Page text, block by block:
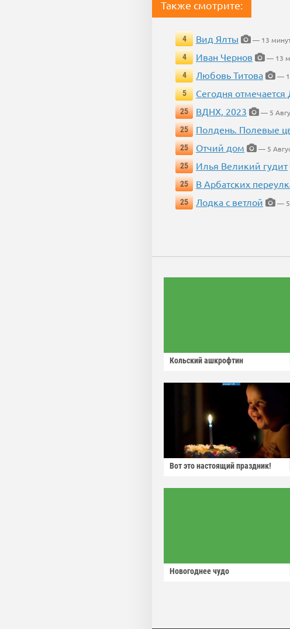
Также смотрите:
4 Вид Ялты
— 13
4
Иван Чернов
— 13
4
Любовь Титова
—
5
Сегодня
25
ВДНХ, 2023
— 5
25
Полдень. Полевые
25
Отчий дом
— 5
25
Илья Великий гудит
25
В Арбатских
25
Лодка с ветлой — 5
Кольский ашкрофтин
Вот это настоящий праздник!
Новогоднее чудо